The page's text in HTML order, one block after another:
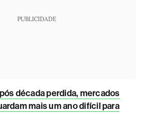
PUBLICIDADE
década perdida, mercados
mais um ano difícil para